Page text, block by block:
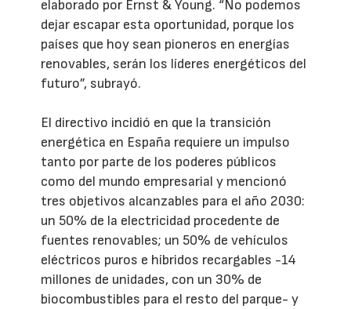
elaborado por Ernst & Young. “No podemos
dejar escapar esta oportunidad, porque los
países que hoy sean pioneros en energías
renovables, serán los líderes energéticos del
futuro”, subrayó.
El directivo incidió en que la transición
energética en España requiere un impulso
tanto por parte de los poderes públicos
como del mundo empresarial y mencionó
tres objetivos alcanzables para el año 2030:
un 50% de la electricidad procedente de
fuentes renovables; un 50% de vehículos
eléctricos puros e híbridos recargables -14
millones de unidades, con un 30% de
biocombustibles para el resto del parque- y